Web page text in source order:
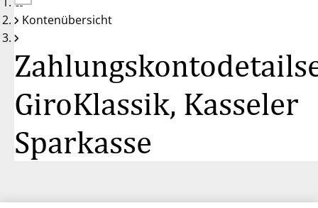
auf
100
Keine
Konten
Kontenübersicht
GiroKlassik, Kasseler
Sparkasse